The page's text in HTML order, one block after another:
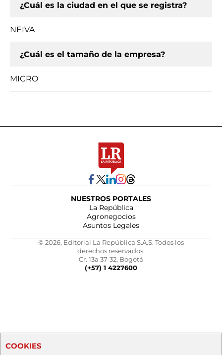
¿Cuál es la ciudad en el que se registra?
NEIVA
¿Cuál es el tamaño de la empresa?
MICRO
NUESTROS PORTALES
La República
Agronegocios
Asuntos Legales
© 2026, Editorial La República S.A.S. Todos los
derechos reservados.
Cr. 13a 37-32, Bogotá
(+57) 1 4227600
COOKIES